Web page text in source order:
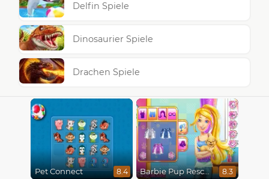
Delfin Spiele
Dinosaurier Spiele
Drachen Spiele
Pet Connect 8.4 Barbie Pup Rescue 8.3